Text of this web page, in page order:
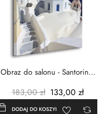
Obraz do salonu - Santorini -
183,00 zł 133,00 zł
DODAJ DO KOSZYKA